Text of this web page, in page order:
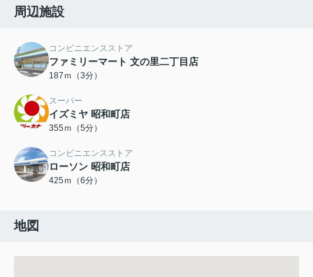
周辺施設
コンビニエンスストア
ファミリーマート 文の里二丁目店
187ｍ（3分）
スーパー
イズミヤ 昭和町店
355ｍ（5分）
コンビニエンスストア
ローソン 昭和町店
425ｍ（6分）
地図